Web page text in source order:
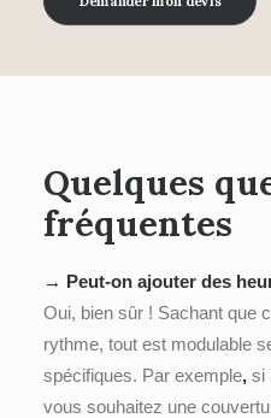
Quelques
fréquentes
→ Peut-on ajouter des
Oui, bien sûr ! Sachant que
rythme, tout est modulable
spécifiques. Par exemple, si
vous souhaitez une